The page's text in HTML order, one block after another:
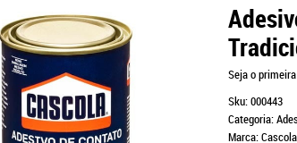
Seja o
Sku:000443
Categoria:
Marca:Cascola